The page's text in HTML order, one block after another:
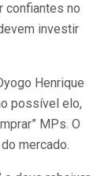
confiantes no
investir
Henrique
possível elo,
MPs. O
mercado.